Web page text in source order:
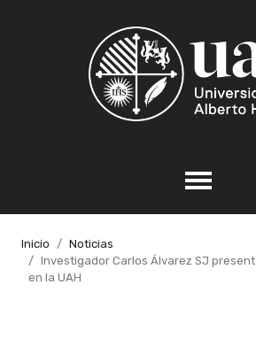
Inicio
Noticias
Investigador Carlos Álvarez SJ
en la UAH